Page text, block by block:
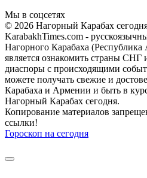
Мы в соцсетях
© 2026 Нагорный Карабах
KarabakhTimes.com -
Нагорного Карабаха
является ознакомить страны СНГ
диаспоры с происходящими
можете получать свежие и
Карабаха и Армении и быть в
Нагорный Карабах сегодня.
Копирование материалов
ссылки!
Гороскоп на сегодня